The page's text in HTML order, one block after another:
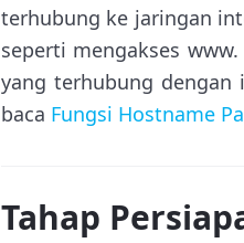
terhubung ke jaringan
seperti mengakses
yang terhubung
baca Fungsi Hostname
Tahap